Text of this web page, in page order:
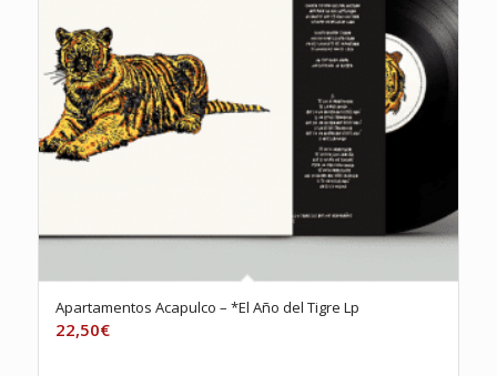
Apartamentos Acapulco – *El Año del Tigre Lp
22,50€